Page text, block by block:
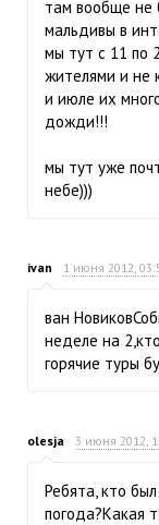
там вообще не
мальдивы в
мы тут с 11 по
жителями и не
и июле их
дожди!!!
мы тут уже
небе)))
ivan 1 июня 2012,
ван
неделе на
горячие туры
olesja 3 июня 2012,
Ребята, кто
погода?Какая